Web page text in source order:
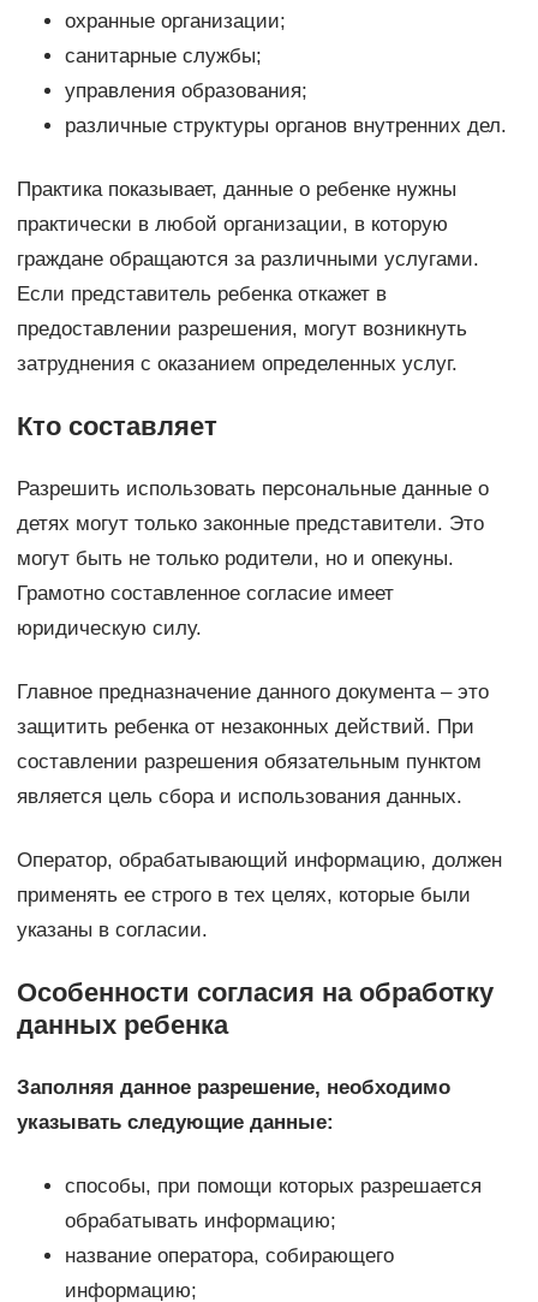
охранные организации;
санитарные службы;
управления образования;
различные структуры органов внутренних дел.
Практика показывает, данные о ребенке нужны
практически в любой организации, в которую
граждане обращаются за различными услугами.
Если представитель ребенка откажет в
предоставлении разрешения, могут возникнуть
затруднения с оказанием определенных услуг.
Кто составляет
Разрешить использовать персональные данные о
детях могут только законные представители. Это
могут быть не только родители, но и опекуны.
Грамотно составленное согласие имеет
юридическую силу.
Главное предназначение данного документа – это
защитить ребенка от незаконных действий. При
составлении разрешения обязательным пунктом
является цель сбора и использования данных.
Оператор, обрабатывающий информацию, должен
применять ее строго в тех целях, которые были
указаны в согласии.
Особенности согласия на обработку
данных ребенка
Заполняя данное разрешение, необходимо
указывать следующие данные:
способы, при помощи которых разрешается
обрабатывать информацию;
название оператора, собирающего
информацию;